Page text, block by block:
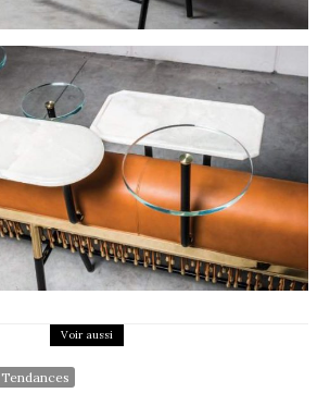
Voir aussi
Tendances